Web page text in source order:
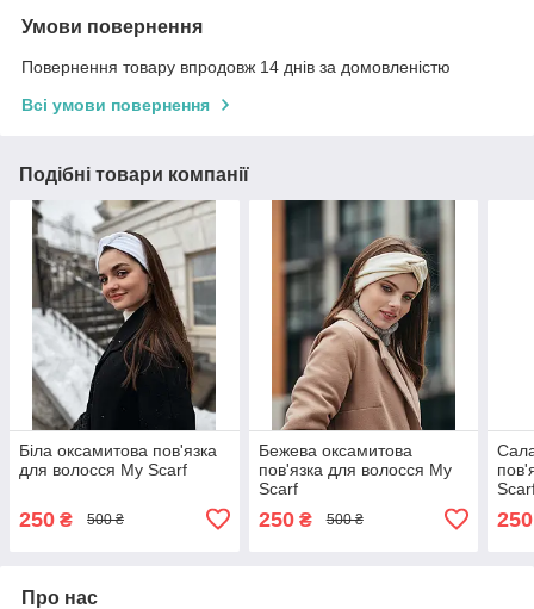
Умови повернення
Повернення товару впродовж 14 днів за домовленістю
Всі умови повернення
Подібні товари компанії
Біла оксамитова пов'язка
для волосся My Scarf
250 ₴ 500 ₴
Бежева оксамитова
пов'язка для волосся My
Scarf
250₴ 500 ₴ 250
Про нас